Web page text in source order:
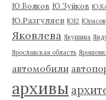
Ю.Волков Ю.Зуйков
Ю.Разгуляев Ю12 Юрасов
Яковлева Якушина
Ярославская область
автомобили
архивы